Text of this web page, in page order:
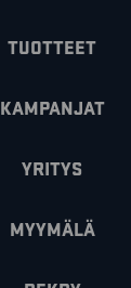
TUOTTEET
KAMPANJAT
YRITYS
MYYMÄLÄ